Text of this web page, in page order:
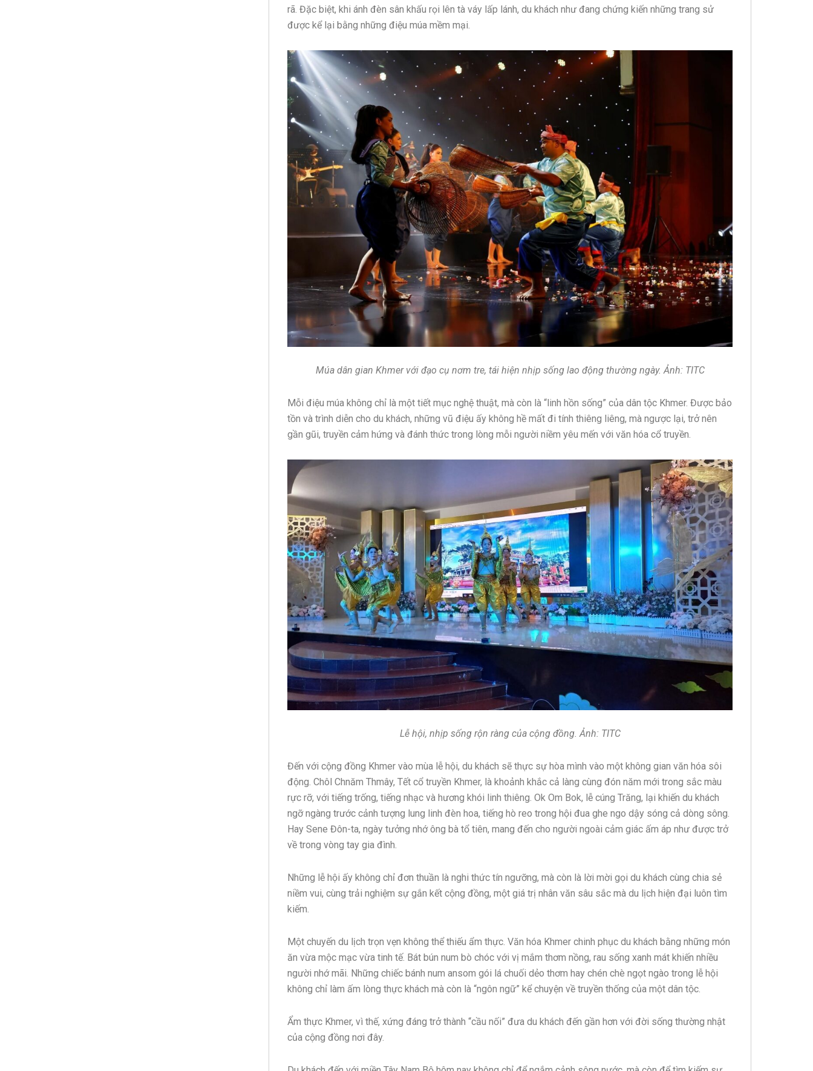
rã. Đặc biệt, khi ánh đèn sân khấu rọi lên tà váy lấp lánh, du khách như đang chứng kiến những trang sử
được kể lại bằng những điệu múa mềm mại.
Múa dân gian Khmer với đạo cụ nơm tre, tái hiện nhịp sống lao động thường ngày. Ảnh: TITC
Mỗi điệu múa không chỉ là một tiết mục nghệ thuật, mà còn là “linh hồn sống” của dân tộc Khmer. Được bảo
tồn và trình diễn cho du khách, những vũ điệu ấy không hề mất đi tính thiêng liêng, mà ngược lại, trở nên
gần gũi, truyền cảm hứng và đánh thức trong lòng mỗi người niềm yêu mến với văn hóa cổ truyền.
Lễ hội, nhịp sống rộn ràng của cộng đồng. Ảnh: TITC
Đến với cộng đồng Khmer vào mùa lễ hội, du khách sẽ thực sự hòa mình vào một không gian văn hóa sôi
động. Chôl Chnăm Thmây, Tết cổ truyền Khmer, là khoảnh khắc cả làng cùng đón năm mới trong sắc màu
rực rỡ, với tiếng trống, tiếng nhạc và hương khói linh thiêng. Ok Om Bok, lễ cúng Trăng, lại khiến du khách
ngỡ ngàng trước cảnh tượng lung linh đèn hoa, tiếng hò reo trong hội đua ghe ngo dậy sóng cả dòng sông.
Hay Sene Đôn-ta, ngày tưởng nhớ ông bà tổ tiên, mang đến cho người ngoài cảm giác ấm áp như được trở
về trong vòng tay gia đình.
Những lễ hội ấy không chỉ đơn thuần là nghi thức tín ngưỡng, mà còn là lời mời gọi du khách cùng chia sẻ
niềm vui, cùng trải nghiệm sự gắn kết cộng đồng, một giá trị nhân văn sâu sắc mà du lịch hiện đại luôn tìm
kiếm.
Một chuyến du lịch trọn vẹn không thể thiếu ẩm thực. Văn hóa Khmer chinh phục du khách bằng những món
ăn vừa mộc mạc vừa tinh tế. Bát bún num bò chóc với vị mắm thơm nồng, rau sống xanh mát khiến nhiều
người nhớ mãi. Những chiếc bánh num ansom gói lá chuối dẻo thơm hay chén chè ngọt ngào trong lễ hội
không chỉ làm ấm lòng thực khách mà còn là “ngôn ngữ” kể chuyện về truyền thống của một dân tộc.
Ẩm thực Khmer, vì thế, xứng đáng trở thành “cầu nối” đưa du khách đến gần hơn với đời sống thường nhật
của cộng đồng nơi đây.